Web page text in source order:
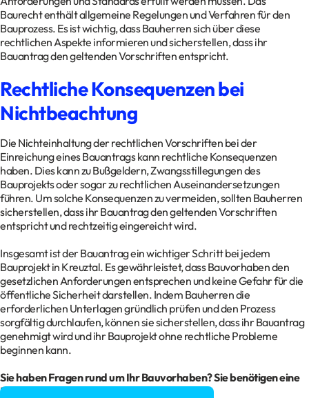
Baurecht enthält allgemeine Regelungen und Verfahren für den
Bauprozess. Es ist wichtig, dass Bauherren sich über diese
rechtlichen Aspekte informieren und sicherstellen, dass ihr
Bauantrag den geltenden Vorschriften entspricht.
Rechtliche Konsequenzen bei
Nichtbeachtung
Die Nichteinhaltung der rechtlichen Vorschriften bei der
Einreichung eines Bauantrags kann rechtliche Konsequenzen
haben. Dies kann zu Bußgeldern, Zwangsstillegungen des
Bauprojekts oder sogar zu rechtlichen Auseinandersetzungen
führen. Um solche Konsequenzen zu vermeiden, sollten Bauherren
sicherstellen, dass ihr Bauantrag den geltenden Vorschriften
entspricht und rechtzeitig eingereicht wird.
Insgesamt ist der Bauantrag ein wichtiger Schritt bei jedem
Bauprojekt in Kreuztal. Es gewährleistet, dass Bauvorhaben den
gesetzlichen Anforderungen entsprechen und keine Gefahr für die
öffentliche Sicherheit darstellen. Indem Bauherren die
erforderlichen Unterlagen gründlich prüfen und den Prozess
sorgfältig durchlaufen, können sie sicherstellen, dass ihr Bauantrag
genehmigt wird und ihr Bauprojekt ohne rechtliche Probleme
beginnen kann.
Sie haben Fragen rund um Ihr Bauvorhaben? Sie benötigen eine
Baugenehmigung?